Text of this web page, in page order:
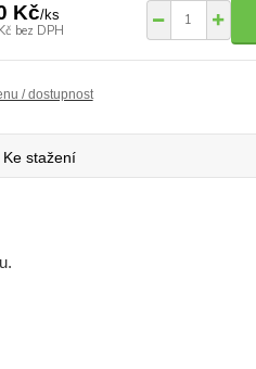
Kč/ks
bez DPH
/ dostupnost
Ke stažení